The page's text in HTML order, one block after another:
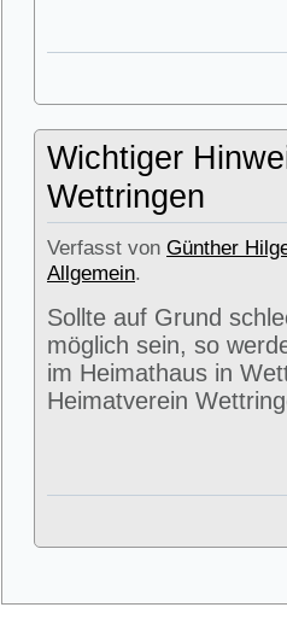
Wichtiger
Wettringen
Verfasst von Günther
Allgemein.
Sollte auf Grund
möglich sein, so
im Heimathaus in
Heimatverein